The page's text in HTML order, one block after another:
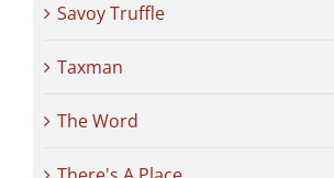
Savoy Truffle
Taxman
The Word